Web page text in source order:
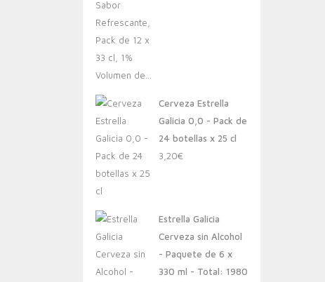
Cerveza Estrella
Galicia 0,0 - Pack de
24 botellas x 25 cl
3,20€
Estrella Galicia
Cerveza sin Alcohol
- Paquete de 6 x
330 ml - Total: 1980